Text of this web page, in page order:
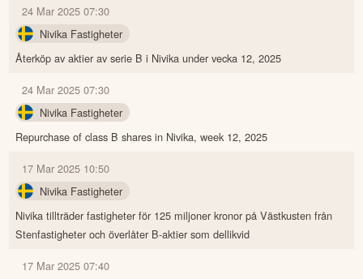
24 Mar 2025 07:30
Nivika Fastigheter
Återköp av aktier av serie B i Nivika under vecka 12, 2025
24 Mar 2025 07:30
Nivika Fastigheter
Repurchase of class B shares in Nivika, week 12, 2025
17 Mar 2025 10:50
Nivika Fastigheter
Nivika tillträder fastigheter för 125 miljoner kronor på Västkusten från
Stenfastigheter och överlåter B-aktier som dellikvid
17 Mar 2025 07:40